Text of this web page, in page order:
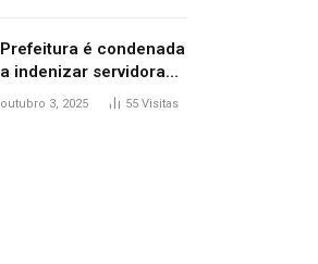
Prefeitura é condenada
a indenizar servidora
temporária demitida
outubro 3, 2025 55 Visitas